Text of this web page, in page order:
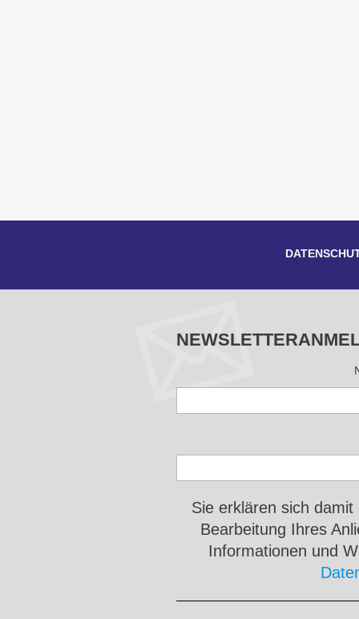
Sie erklären sich
Bearbeitung Ihres
Informationen und